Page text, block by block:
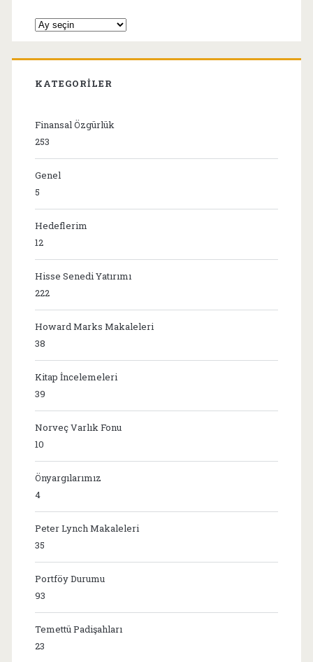
Arşivler
KATEGORILER
Finansal Özgürlük
253
Genel
5
Hedeflerim
12
Hisse Senedi Yatırımı
222
Howard Marks Makaleleri
38
Kitap İncelemeleri
39
Norveç Varlık Fonu
10
Önyargılarımız
4
Peter Lynch Makaleleri
35
Portföy Durumu
93
Temettü Padişahları
23